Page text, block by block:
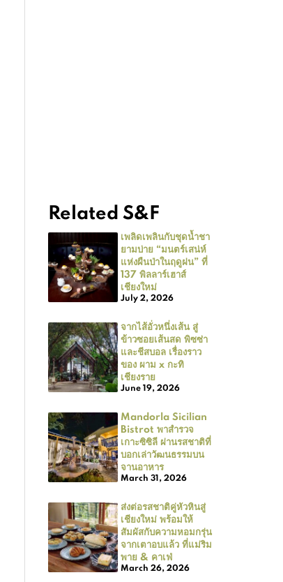
Related S&F
เพลิดเพลินกับชุดน้ำชา
ยามบ่าย “มนตร์เสน่ห์
แห่งผืนป่าในฤดูฝน” ที่
137 พิลลาร์เฮาส์
เชียงใหม่
July 2, 2026
จากไส้อั่วหนึ่งเส้น สู่
ข้าวซอยเส้นสด พิซซ่า
และชีสบอล เรื่องราว
ของ ผาม x กะทิ
เชียงราย
June 19, 2026
Mandorla Sicilian
Bistrot พาสำรวจ
เกาะซิซิลี ผ่านรสชาติที่
บอกเล่าวัฒนธรรมบน
จานอาหาร
March 31, 2026
ส่งต่อรสชาติคู่หัวหินสู่
เชียงใหม่ พร้อมให้
สัมผัสกับความหอมกรุ่น
จากเตาอบแล้ว ที่แม่ริม
พาย & คาเฟ่
March 26, 2026